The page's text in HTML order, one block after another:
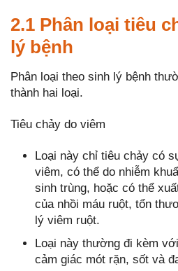
2.1 Phân loại tiêu
lý bệnh
Phân loại theo sinh lý bệnh
thành hai loại.
Tiêu chảy do viêm
Loại này chỉ tiêu chảy có
viêm, có thể do nhiễm
sinh trùng, hoặc có thể
của nhồi máu ruột, tổn
lý viêm ruột.
Loại này thường đi kèm
cảm giác mót rặn, sốt và